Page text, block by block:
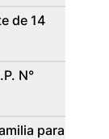
de 14
N°
para